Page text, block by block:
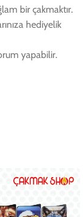
bir çakmaktır.
hediyelik
yapabilir.